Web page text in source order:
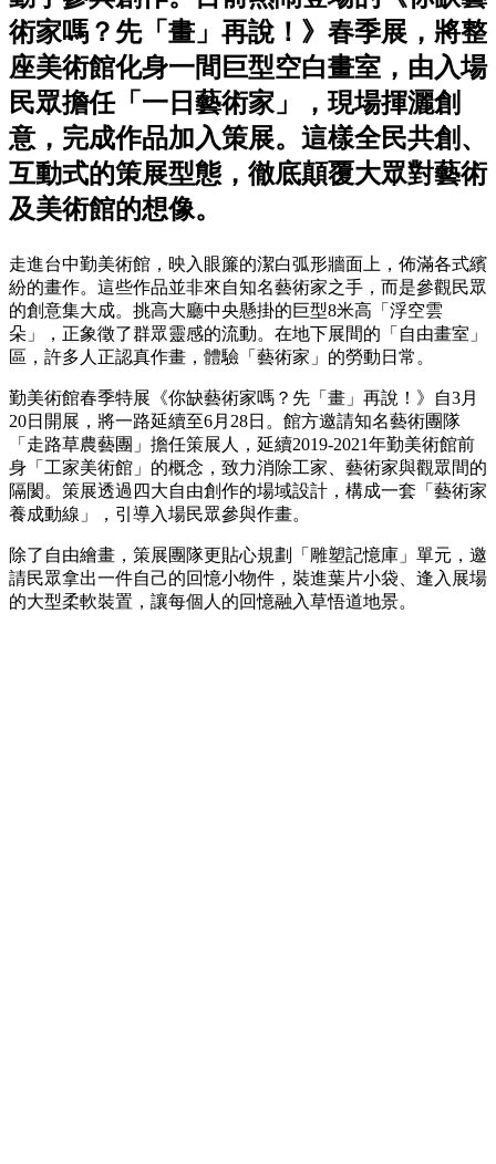
術家嗎？先「畫」再說！》春季展，將整
座美術館化身一間巨型空白畫室，由入場
民眾擔任「一日藝術家」，現場揮灑創
意，完成作品加入策展。這樣全民共創、
互動式的策展型態，徹底顛覆大眾對藝術
及美術館的想像。
走進台中勤美術館，映入眼簾的潔白弧形牆面上，佈滿各式繽
紛的畫作。這些作品並非來自知名藝術家之手，而是參觀民眾
的創意集大成。挑高大廳中央懸掛的巨型8米高「浮空雲
朵」，正象徵了群眾靈感的流動。在地下展間的「自由畫室」
區，許多人正認真作畫，體驗「藝術家」的勞動日常。
勤美術館春季特展《你缺藝術家嗎？先「畫」再說！》自3月
20日開展，將一路延續至6月28日。館方邀請知名藝術團隊
「走路草農藝團」擔任策展人，延續2019-2021年勤美術館前
身「工家美術館」的概念，致力消除工家、藝術家與觀眾間的
隔閡。策展透過四大自由創作的場域設計，構成一套「藝術家
養成動線」，引導入場民眾參與作畫。
除了自由繪畫，策展團隊更貼心規劃「雕塑記憶庫」單元，邀
請民眾拿出一件自己的回憶小物件，裝進葉片小袋、逢入展場
的大型柔軟裝置，讓每個人的回憶融入草悟道地景。